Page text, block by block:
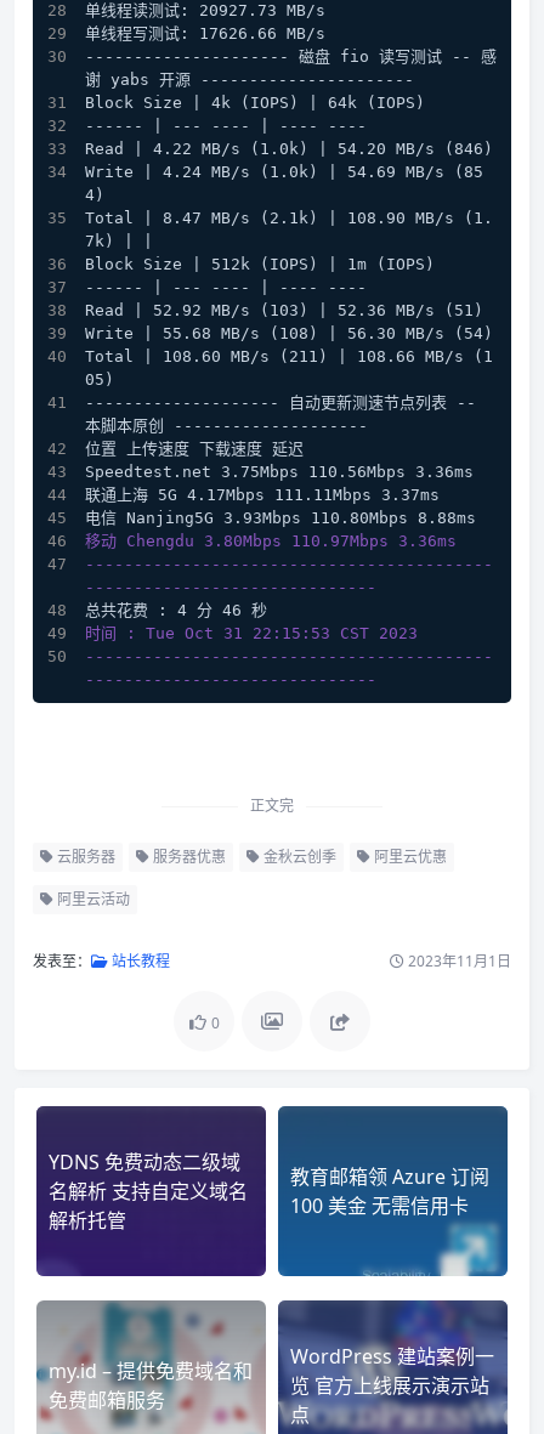
单线程读测试: 20927.73 MB/s
单线程写测试: 17626.66 MB/s
--------------------- 磁盘 fio 读写测试 -- 感
谢 yabs 开源 ----------------------
Block Size | 4k (IOPS) | 64k (IOPS)
------ | --- ---- | ---- ----
Read | 4.22 MB/s (1.0k) | 54.20 MB/s (846)
Write | 4.24 MB/s (1.0k) | 54.69 MB/s (85
4)
Total | 8.47 MB/s (2.1k) | 108.90 MB/s (1.
7k) | |
Block Size | 512k (IOPS) | 1m (IOPS)
------ | --- ---- | ---- ----
Read | 52.92 MB/s (103) | 52.36 MB/s (51)
Write | 55.68 MB/s (108) | 56.30 MB/s (54)
Total | 108.60 MB/s (211) | 108.66 MB/s (1
05)
-------------------- 自动更新测速节点列表 --
本脚本原创 --------------------
位置 上传速度 下载速度 延迟
Speedtest.net 3.75Mbps 110.56Mbps 3.36ms
联通上海 5G 4.17Mbps 111.11Mbps 3.37ms
电信 Nanjing5G 3.93Mbps 110.80Mbps 8.88ms
移动 Chengdu 3.80Mbps 110.97Mbps 3.36ms
------------------------------------------
------------------------------
总共花费 : 4 分 46 秒
时间 : Tue Oct 31 22:15:53 CST 2023
------------------------------------------
------------------------------
正文完
云服务器 服务器优惠 金秋云创季 阿里云优惠
阿里云活动
发表至： 站长教程 2023年11月1日
0
YDNS 免费动态二级域
名解析 支持自定义域名
解析托管
教育邮箱领 Azure 订阅
100 美金 无需信用卡
my.id – 提供免费域名和
免费邮箱服务
WordPress 建站案例一
览 官方上线展示演示站
点